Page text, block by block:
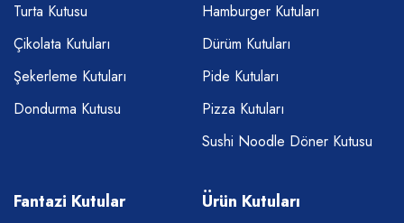
Turta Kutusu
Çikolata Kutuları
Şekerleme Kutuları
Dondurma Kutusu
Hamburger Kutuları
Dürüm Kutuları
Pide Kutuları
Pizza Kutuları
Sushi Noodle Döner Kutusu
Fantazi Kutular Ürün Kutuları